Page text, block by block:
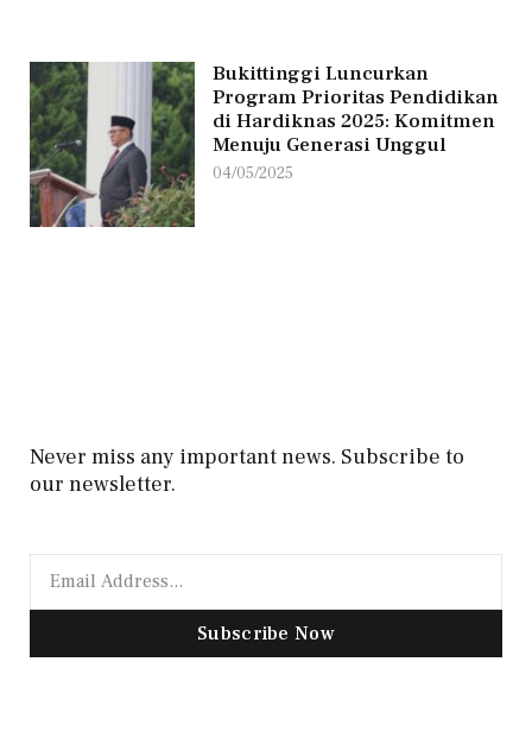
Bukittinggi Luncurkan
Program Prioritas Pendidikan
di Hardiknas 2025: Komitmen
Menuju Generasi Unggul
04/05/2025
Never miss any important news. Subscribe to
our newsletter.
Subscribe Now